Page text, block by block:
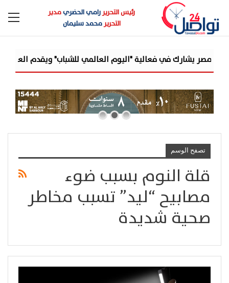
رئيس التحريررامي الحضريمدير
التحريرمحمد سليمان
يشارك في فعالية "اليوم العالمي للشباب" ويقدم العديد من
تصفح الوسم
قلة النوم بسبب ضوء
مصابيح “ليد” تسبب مخاطر
صحية شديدة